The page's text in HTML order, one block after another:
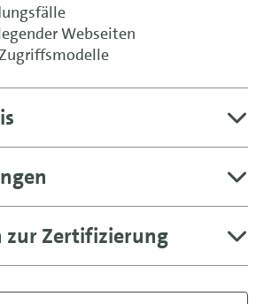
Webseiten
Zertifizierung